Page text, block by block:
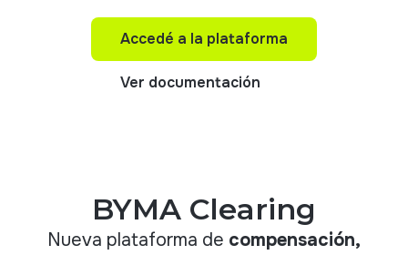
Accedé a la plataforma
Ver documentación
BYMA Clearing
Nueva plataforma de compensación,